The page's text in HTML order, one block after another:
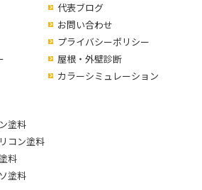
代表ブログ
お問い合わせ
プライバシーポリシー
屋根・外壁診断
カラーシミュレーション
塗料
コン塗料
料
塗料